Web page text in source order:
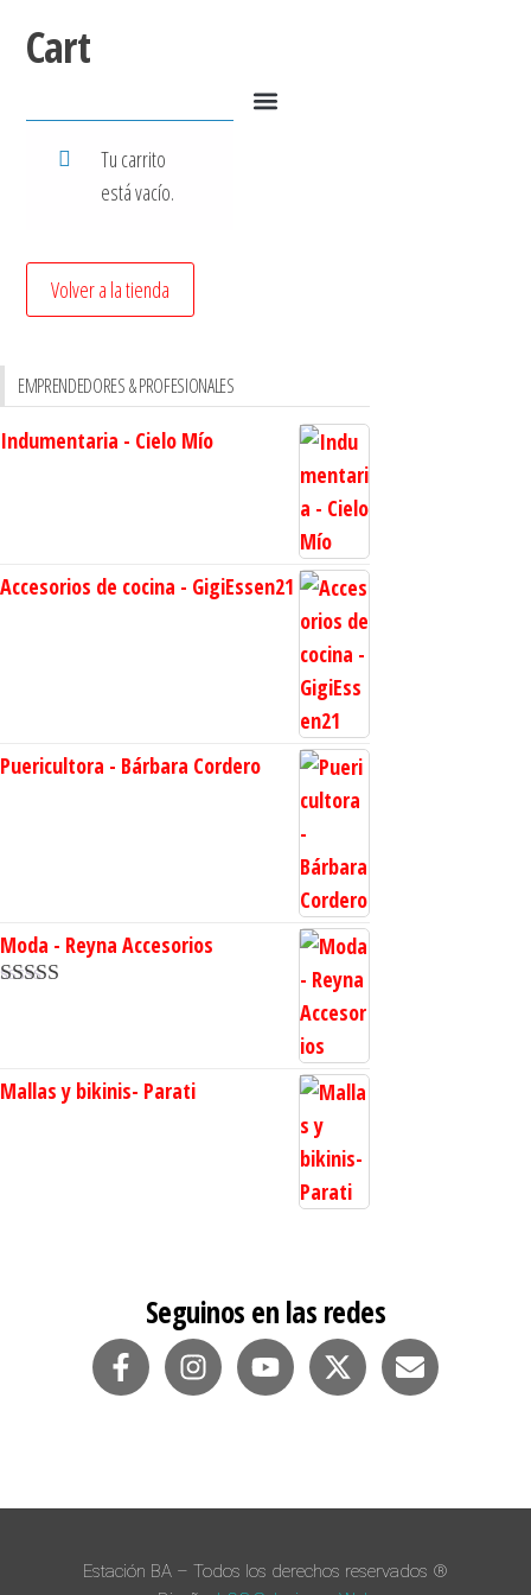
Cart
Tu carrito
está vacío.
Volver a la tienda
EMPRENDEDORES & PROFESIONALES
Indumentaria - Cielo Mío
Accesorios de cocina - GigiEssen21
Puericultora - Bárbara Cordero
Moda - Reyna Accesorios
Mallas y bikinis- Parati
Seguinos en las redes
Estación BA – Todos los derechos reservados ®